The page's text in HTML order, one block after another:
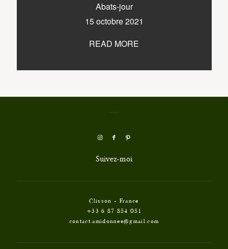
Abats-jour
15 octobre 2021
READ MORE
Suivez-moi
Clisson - France
+33 6 87 854 051
contact.amidonnee@gmail.com